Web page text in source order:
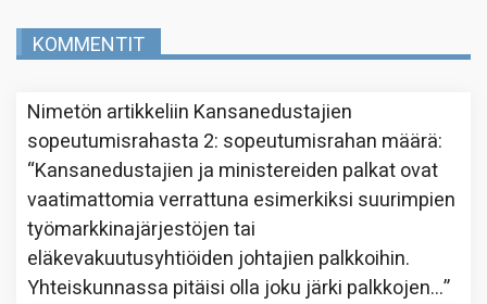
KOMMENTIT
Nimetön artikkeliin Kansanedustajien
sopeutumisrahasta 2: sopeutumisrahan määrä:
“Kansanedustajien ja ministereiden palkat ovat
vaatimattomia verrattuna esimerkiksi suurimpien
työmarkkinajärjestöjen tai
eläkevakuutusyhtiöiden johtajien palkkoihin.
Yhteiskunnassa pitäisi olla joku järki palkkojen…”